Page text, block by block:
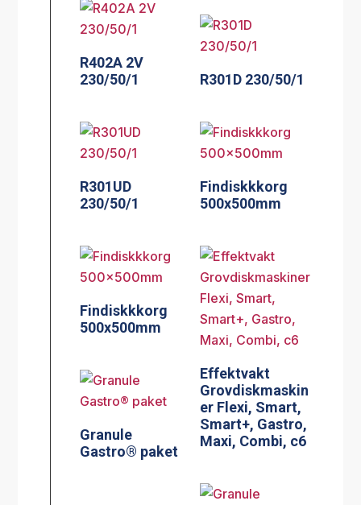
R402A 2V
230/50/1
R301D 230/50/1
R301UD
230/50/1
Findiskkkorg
500x500mm
Findiskkkorg
500x500mm
Effektvakt
Grovdiskmaskin
er Flexi, Smart,
Smart+, Gastro,
Maxi, Combi, c6
Granule
Gastro® paket